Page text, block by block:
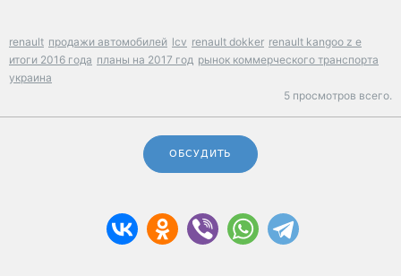
renault продажи автомобилей lcv renault dokker renault kangoo z e
итоги 2016 года планы на 2017 год рынок коммерческого транспорта
украина
5 просмотров всего.
ОБСУДИТЬ